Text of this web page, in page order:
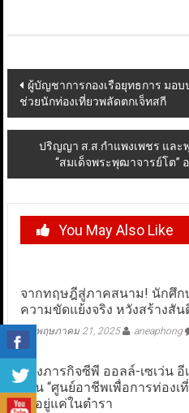
Post
navigation
ผู้บัญชาการกองเรือยุทธการ มอ
ช่วยนักท่องเที่ยวพลัดตกเจ็ทสกี
ปริญญา ส.ส.กำแพงเพชร และ
“สมเด็จพระพุฒาจารย์โต”
You May Also Like
จากทฤษฎีสู่ภาคสนาม! นักศึก
ความขัดแย้งจริง หวังสร้างสั
พฤษภาคม 21, 2025 aneaphong
ส่องภารกิจซีพี ออลล์-เซเว่น
ผ่าน “ศูนย์อาชีพเพื่อการท่องเ
ได้อยู่แค่ในตำรา